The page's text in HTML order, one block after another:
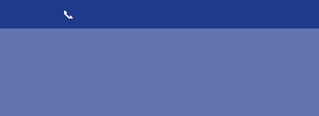
📞